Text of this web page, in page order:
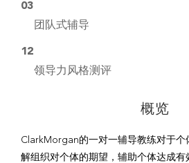
03
团队式辅导
12
领导力风格测评
概览
ClarkMorgan的一对一辅导教练对于个
解组织对个体的期望，辅助个体达成有